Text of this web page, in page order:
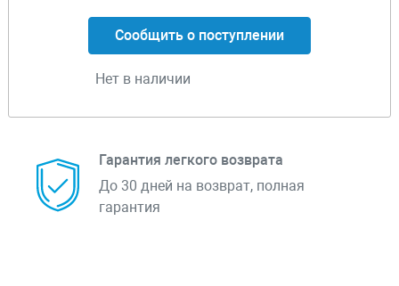
Сообщить о поступлении
Нет в наличии
Гарантия легкого возврата
До 30 дней на возврат, полная
гарантия